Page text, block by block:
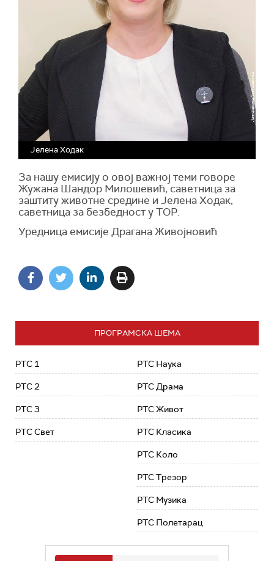
Јелена Ходак
За нашу емисију о овој важној теми говоре
Жужана Шандор Милошевић, саветница за
заштиту животне средине и Јелена Ходак,
саветница за безбедност у ТОР.
Уредница емисије Драгана Живојновић
ПРОГРАМСКА ШЕМА
РТС 1
РТС 2
РТС 3
РТС Свет
РТС Наука
РТС Драма
РТС Живот
РТС Класика
РТС Коло
РТС Трезор
РТС Музика
РТС Полетарац